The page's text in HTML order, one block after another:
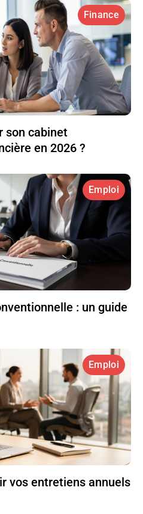
Finance
son cabinet
en 2026 ?
Emploi
: un guide
Emploi
vos entretiens annuels